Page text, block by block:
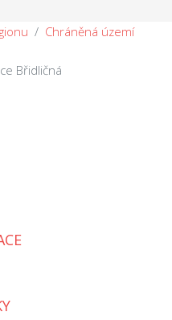
Chráněná území
Břidličná